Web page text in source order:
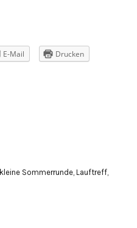
E-Mail Drucken
kleine Sommerrunde, Lauftreff,